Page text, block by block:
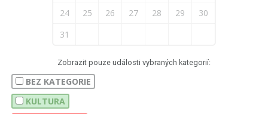
24 25 26 27 28 29
30
31
Zobrazit pouze události vybraných kategorií:
BEZ KATEGORIE
KULTURA